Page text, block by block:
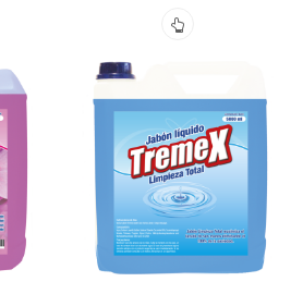
Triclosán